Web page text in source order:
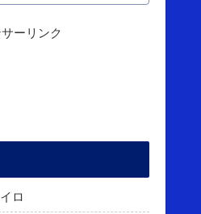
ーリンク
ロ